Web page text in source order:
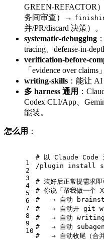
GREEN-REFACTOR
务间审查）→
并/PR/discard 决策）。
systematic-debugging
tracing、defense-in-
verification-before-
「evidence over claims
writing-skills ：能让
多 harness 通用 ：
Codex CLI/App、
能装。
怎么用 ：
1
2
3
4
5
6
7
8
9
10
# 以 Claude Code 为
/plugin install
# 装好后正常提需求即
# 你说「帮我做一个 X
#   → 自动
#   → 自动开 git
#   → 自动 writing-
#   → 自动
#   → 自动收尾（